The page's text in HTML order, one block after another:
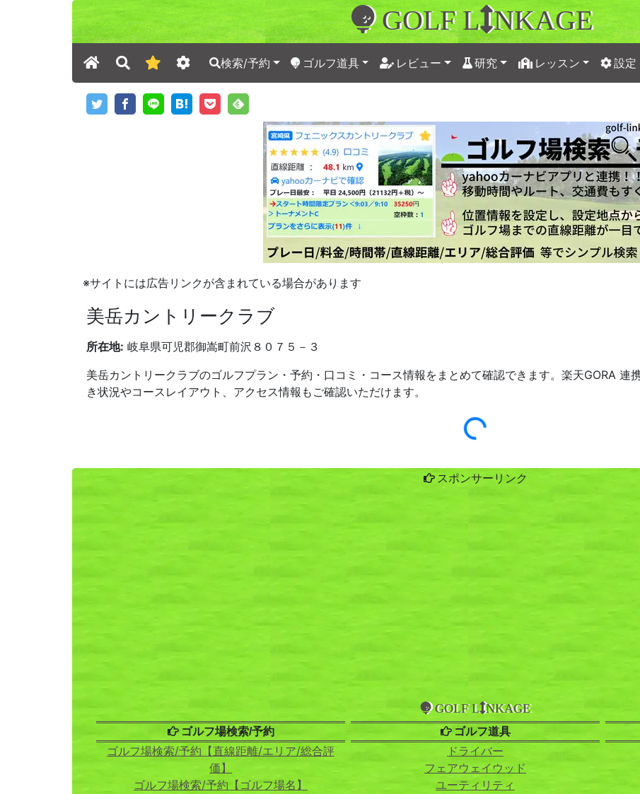
GOLF L NKAGE
検索/予約 ゴルフ道具 レビュー 研究 レッスン 設定
※サイトには広告リンクが含まれている場合があります
美岳カントリークラブ
所在地: 岐阜県可児郡御嵩町前沢８０７５－３
美岳カントリークラブのゴルフプラン・予約・口コミ・コース情報をまとめて確認できます。楽天GORA 連
き状況やコースレイアウト、アクセス情報もご確認いただけます。
スポンサーリンク
GOLF L NKAGE
ゴルフ場検索/予約
ゴルフ場検索/予約【直線距離/エリア/総合評
価】
ゴルフ場検索/予約【ゴルフ場名】
ゴルフ道具
ドライバー
フェアウェイウッド
ユーティリティ